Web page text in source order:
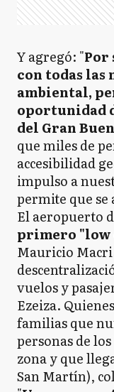
Y agregó: "Por
con todas
ambiental,
oportunidad
del Gran
que miles de
accesibilidad
impulso a
permite que se
El aeropuerto
primero "low
Mauricio
vuelos y
Ezeiza.
familias que
personas de
zona y que
San Martín),